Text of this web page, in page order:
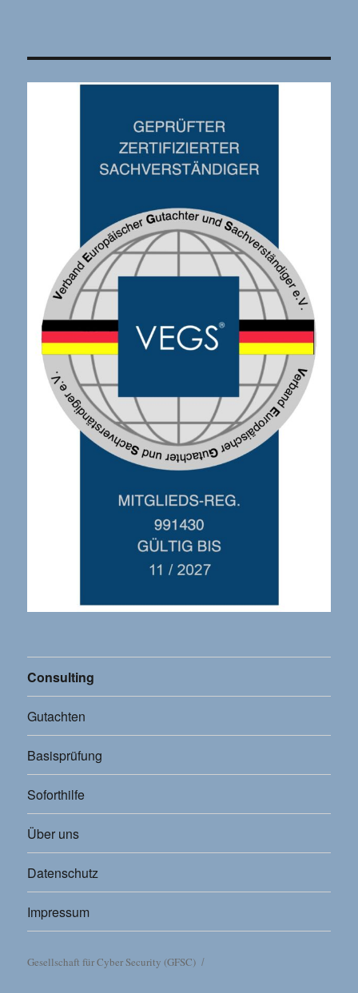
Consulting
Gutachten
Basisprüfung
Soforthilfe
Über uns
Datenschutz
Impressum
Gesellschaft für Cyber Security (GFSC)